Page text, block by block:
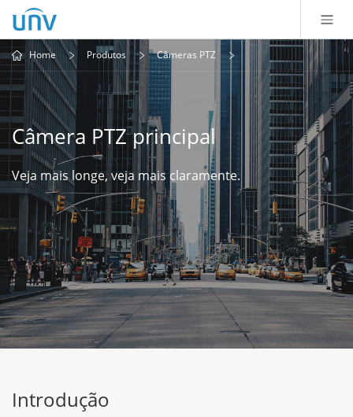
Home Produtos Câmeras PTZ
Câmera PTZ principal
Veja mais longe, veja mais claramente.
Introdução